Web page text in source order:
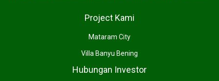
Project Kami
Mataram City
Villa Banyu Bening
Hubungan Investor